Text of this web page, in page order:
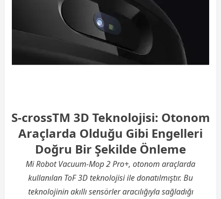
S-crossTM 3D Teknolojisi: Otonom
Araçlarda Olduğu Gibi Engelleri
Doğru Bir Şekilde Önleme
Mi Robot Vacuum-Mop 2 Pro+, otonom araçlarda
kullanılan ToF 3D teknolojisi ile donatılmıştır. Bu
teknolojinin akıllı sensörler aracılığıyla sağladığı